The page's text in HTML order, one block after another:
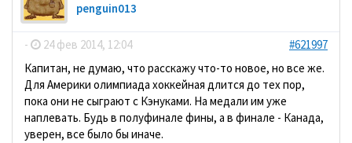
penguin013
- 24 фев 2014, 12:04
#621997
Капитан, не думаю, что расскажу что-то новое, но все же.
Для Америки олимпиада хоккейная длится до тех пор,
пока они не сыграют с Кэнуками. На медали им уже
наплевать. Будь в полуфинале фины, а в финале - Канада,
уверен, все было бы иначе.